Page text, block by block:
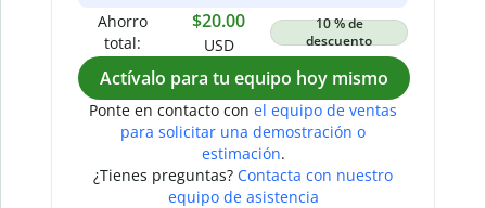
Ahorro
total:
$20.00
USD
10 % de
descuento
Actívalo para tu equipo hoy mismo
Ponte en contacto con el equipo de ventas
para solicitar una demostración o
estimación.
¿Tienes preguntas? Contacta con nuestro
equipo de asistencia